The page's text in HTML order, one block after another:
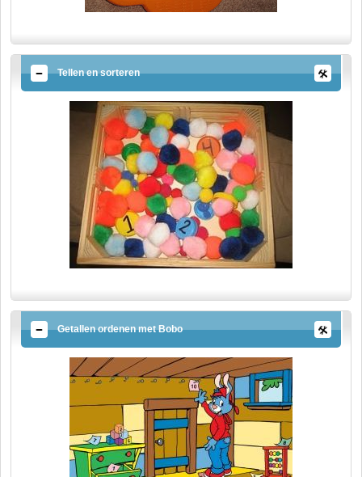
Tellen en sorteren
Getallen ordenen met Bobo